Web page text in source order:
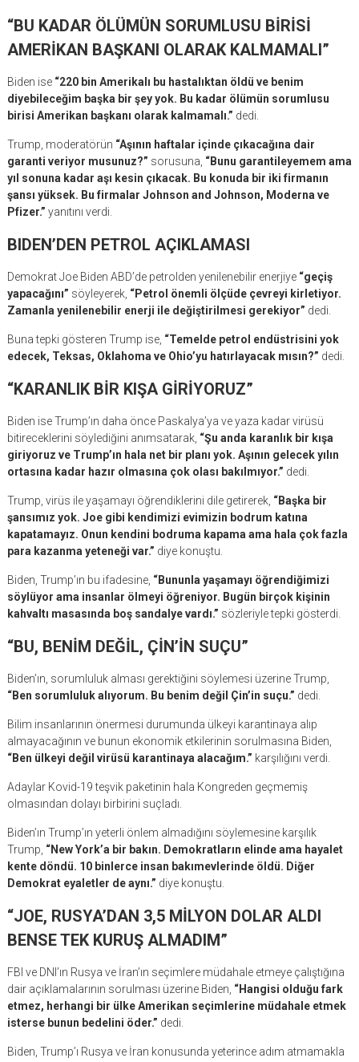
“BU KADAR ÖLÜMÜN SORUMLUSU BİRİSİ
AMERİKAN BAŞKANI OLARAK KALMAMALI”
Biden ise “220 bin Amerikalı bu hastalıktan öldü ve benim
diyebileceğim başka bir şey yok. Bu kadar ölümün sorumlusu
birisi Amerikan başkanı olarak kalmamalı.” dedi.
Trump, moderatörün “Aşının haftalar içinde çıkacağına dair
garanti veriyor musunuz?” sorusuna, “Bunu garantileyemem ama
yıl sonuna kadar aşı kesin çıkacak. Bu konuda bir iki firmanın
şansı yüksek. Bu firmalar Johnson and Johnson, Moderna ve
Pfizer.” yanıtını verdi.
BIDEN’DEN PETROL AÇIKLAMASI
Demokrat Joe Biden ABD’de petrolden yenilenebilir enerjiye “geçiş
yapacağını” söyleyerek, “Petrol önemli ölçüde çevreyi kirletiyor.
Zamanla yenilenebilir enerji ile değiştirilmesi gerekiyor” dedi.
Buna tepki gösteren Trump ise, “Temelde petrol endüstrisini yok
edecek, Teksas, Oklahoma ve Ohio’yu hatırlayacak mısın?” dedi.
“KARANLIK BİR KIŞA GİRİYORUZ”
Biden ise Trump’ın daha önce Paskalya’ya ve yaza kadar virüsü
bitireceklerini söylediğini anımsatarak, “Şu anda karanlık bir kışa
giriyoruz ve Trump’ın hala net bir planı yok. Aşının gelecek yılın
ortasına kadar hazır olmasına çok olası bakılmıyor.” dedi.
Trump, virüs ile yaşamayı öğrendiklerini dile getirerek, “Başka bir
şansımız yok. Joe gibi kendimizi evimizin bodrum katına
kapatamayız. Onun kendini bodruma kapama ama hala çok fazla
para kazanma yeteneği var.” diye konuştu.
Biden, Trump’ın bu ifadesine, “Bununla yaşamayı öğrendiğimizi
söylüyor ama insanlar ölmeyi öğreniyor. Bugün birçok kişinin
kahvaltı masasında boş sandalye vardı.” sözleriyle tepki gösterdi.
“BU, BENİM DEĞİL, ÇİN’İN SUÇU”
Biden’ın, sorumluluk alması gerektiğini söylemesi üzerine Trump,
“Ben sorumluluk alıyorum. Bu benim değil Çin’in suçu.” dedi.
Bilim insanlarının önermesi durumunda ülkeyi karantinaya alıp
almayacağının ve bunun ekonomik etkilerinin sorulmasına Biden,
“Ben ülkeyi değil virüsü karantinaya alacağım.” karşılığını verdi.
Adaylar Kovid-19 teşvik paketinin hala Kongreden geçmemiş
olmasından dolayı birbirini suçladı.
Biden’ın Trump’ın yeterli önlem almadığını söylemesine karşılık
Trump, “New York’a bir bakın. Demokratların elinde ama hayalet
kente döndü. 10 binlerce insan bakımevlerinde öldü. Diğer
Demokrat eyaletler de aynı.” diye konuştu.
“JOE, RUSYA’DAN 3,5 MİLYON DOLAR ALDI
BENSE TEK KURUŞ ALMADIM”
FBI ve DNI’ın Rusya ve İran’ın seçimlere müdahale etmeye çalıştığına
dair açıklamalarının sorulması üzerine Biden, “Hangisi olduğu fark
etmez, herhangi bir ülke Amerikan seçimlerine müdahale etmek
isterse bunun bedelini öder.” dedi.
Biden, Trump’ı Rusya ve İran konusunda yeterince adım atmamakla